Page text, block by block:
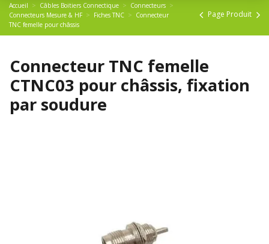
Accueil Câbles Boitiers Connectique
Connecteurs
Connecteurs Mesure & HF
Fiches TNC
Connecteur
TNC femelle pour châssis
Page Produit
Connecteur TNC femelle
CTNC03 pour châssis, fixation
par soudure